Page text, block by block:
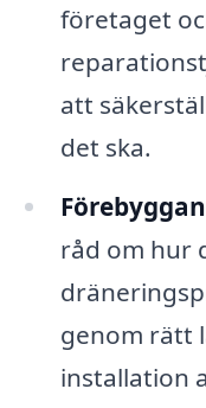
företaget
att
det ska.
råd om hur
genom rätt
installation